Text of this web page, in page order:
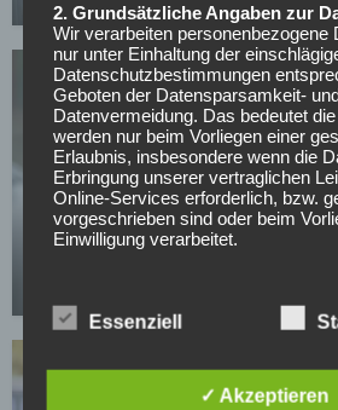
SONSTIGES
All or Nothing: Hearts &
der Krone
2. Grundsätzliche Angaben zur
Wir verarbeiten personenbezogene
nur unter Einhaltung der
Datenschutzbestimmungen
Geboten der Datensparsamkeit-
Datenvermeidung. Das bedeutet
werden nur beim Vorliegen einer
Erlaubnis, insbesondere wenn die
Erbringung unserer vertraglichen
Online-Services erforderlich, bzw.
vorgeschrieben sind oder beim
Einwilligung verarbeitet.
Stand der Technik, um sicher zu
Manipulationen, Verlust, Zerstörung
Essenziell
✓ Akzeptieren